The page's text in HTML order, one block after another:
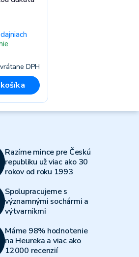
vrátane DPH
Razíme mince pre Českú
republiku už viac ako 30
rokov od roku 1993
Spolupracujeme s
významnými sochármi a
výtvarníkmi
Máme 98% hodnotenie
na Heureka a viac ako
12000 recenzií